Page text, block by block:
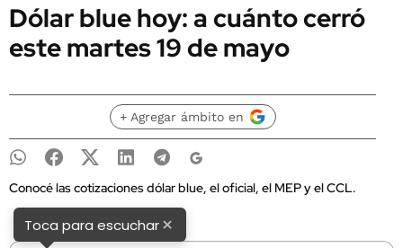
Dólar blue hoy: a cuánto cerró
este martes 19 de mayo
+ Agregar ámbito en
Conocé las cotizaciones dólar blue, el oficial, el MEP y el CCL.
Toca para escuchar×